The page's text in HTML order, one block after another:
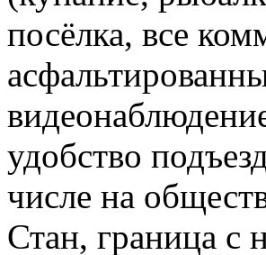
посёлка, все
удобство
числе на
Стан, граница с